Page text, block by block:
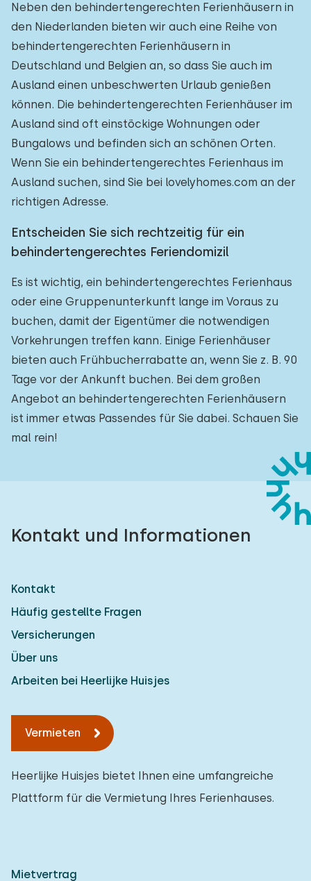
Neben den behindertengerechten Ferienhäusern in
den Niederlanden bieten wir auch eine Reihe von
behindertengerechten Ferienhäusern in
Deutschland und Belgien an, so dass Sie auch im
Ausland einen unbeschwerten Urlaub genießen
können. Die behindertengerechten Ferienhäuser im
Ausland sind oft einstöckige Wohnungen oder
Bungalows und befinden sich an schönen Orten.
Wenn Sie ein behindertengerechtes Ferienhaus im
Ausland suchen, sind Sie bei lovelyhomes.com an der
richtigen Adresse.
Entscheiden Sie sich rechtzeitig für ein
behindertengerechtes Feriendomizil
Es ist wichtig, ein behindertengerechtes Ferienhaus
oder eine Gruppenunterkunft lange im Voraus zu
buchen, damit der Eigentümer die notwendigen
Vorkehrungen treffen kann. Einige Ferienhäuser
bieten auch Frühbucherrabatte an, wenn Sie z. B. 90
Tage vor der Ankunft buchen. Bei dem großen
Angebot an behindertengerechten Ferienhäusern
ist immer etwas Passendes für Sie dabei. Schauen Sie
mal rein!
Kontakt und Informationen
Kontakt
Häufig gestellte Fragen
Versicherungen
Über uns
Arbeiten bei Heerlijke Huisjes
Vermieten
Heerlijke Huisjes bietet Ihnen eine umfangreiche
Plattform für die Vermietung Ihres Ferienhauses.
Mietvertrag